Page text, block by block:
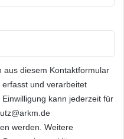
Vodafone
aus diesem Kontaktformular
erfasst und verarbeitet
kann jederzeit für
werden. Weitere